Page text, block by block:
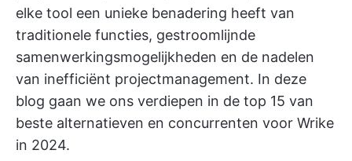
elke tool een unieke benadering heeft van
traditionele functies, gestroomlijnde
samenwerkingsmogelijkheden en de nadelen
van inefficiënt projectmanagement. In deze
blog gaan we ons verdiepen in de top 15 van
beste alternatieven en concurrenten voor Wrike
in 2024.